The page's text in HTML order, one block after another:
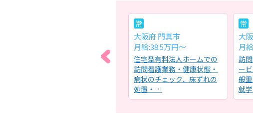
SCU・NCU病棟での看護業
常
大阪府 門真市
月給:38.5万円～
住宅型有料法人ホームでの
訪問看護業務・健康状態・
病状のチェック、床ずれの
処置・…
常
大
月
訪
ー
般
就